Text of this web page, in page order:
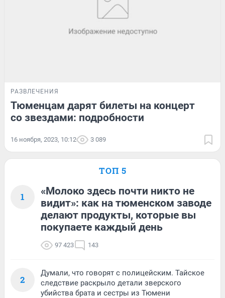
РАЗВЛЕЧЕНИЯ
Тюменцам дарят билеты на концерт
со звездами: подробности
16 ноября, 2023, 10:12 3 089
ТОП 5
1
«Молоко здесь почти никто не
видит»: как на тюменском заводе
делают продукты, которые вы
покупаете каждый день
97 423 143
2
Думали, что говорят с полицейским. Тайское
следствие раскрыло детали зверского
убийства брата и сестры из Тюмени